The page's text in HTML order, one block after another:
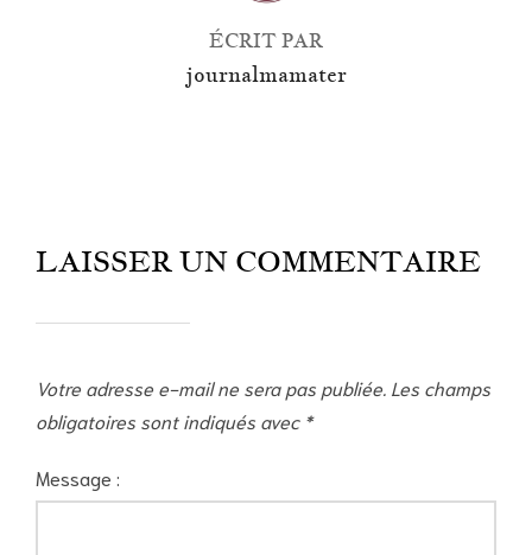
ÉCRIT PAR
journalmamater
LAISSER UN COMMENTAIRE
Votre adresse e-mail ne sera pas publiée. Les champs
obligatoires sont indiqués avec *
Message :